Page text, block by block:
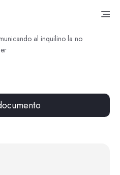
al inquilino la no